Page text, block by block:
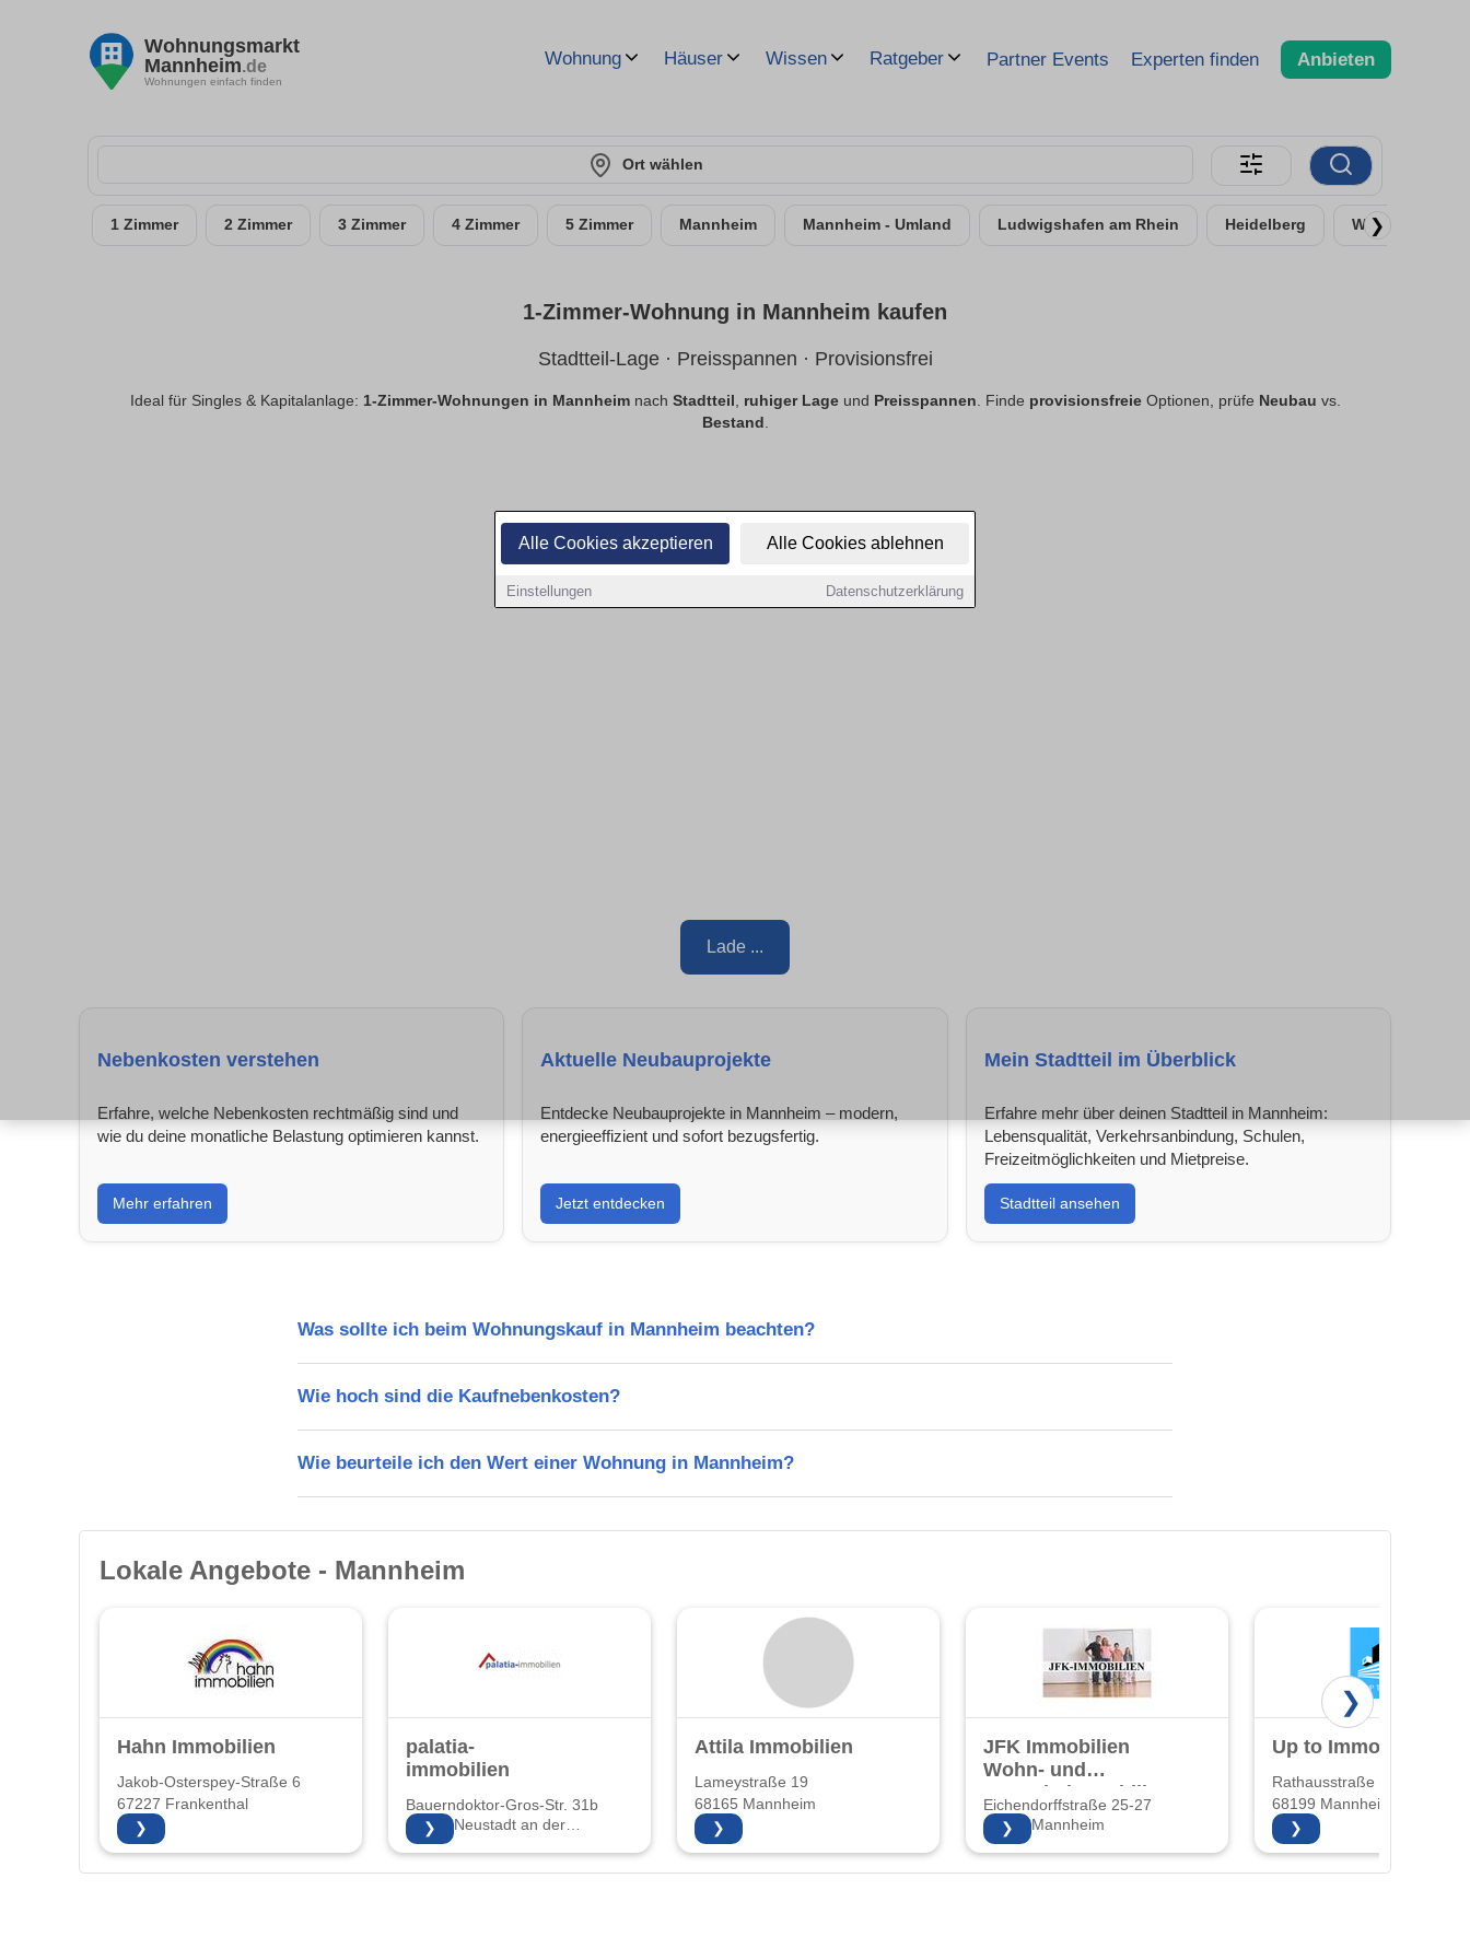
Alle Cookies akzeptieren Alle Cookies ablehnen
Einstellungen Datenschutzerklärung
Wohnungsmarkt
Mannheim.de
Wohnungen einfach finden
Wohnung Häuser Wissen Ratgeber Partner Events Experten finden Anbieten
Ort wählen
1 Zimmer 2 Zimmer 3 Zimmer 4 Zimmer 5 Zimmer Mannheim Mannheim - Umland Ludwigshafen am Rhein Heidelberg Worms
❯
1-Zimmer-Wohnung in Mannheim kaufen
Stadtteil-Lage · Preisspannen · Provisionsfrei
Ideal für Singles & Kapitalanlage: 1-Zimmer-Wohnungen in Mannheimnach Stadtteil , ruhiger Lageund Preisspannen. Finde provisionsfreieOptionen, prüfe Neubau vs.
Bestand .
Lade ...
Nebenkosten verstehen
Erfahre, welche Nebenkosten rechtmäßig sind und
wie du deine monatliche Belastung optimieren kannst.
Mehr erfahren
Aktuelle Neubauprojekte
Entdecke Neubauprojekte in Mannheim – modern,
energieeffizient und sofort bezugsfertig.
Jetzt entdecken
Mein Stadtteil im Überblick
Erfahre mehr über deinen Stadtteil in Mannheim:
Lebensqualität, Verkehrsanbindung, Schulen,
Freizeitmöglichkeiten und Mietpreise.
Stadtteil ansehen
Was sollte ich beim Wohnungskauf in Mannheim beachten?
Wie hoch sind die Kaufnebenkosten?
Wie beurteile ich den Wert einer Wohnung in Mannheim?
Lokale Angebote - Mannheim
Hahn Immobilien
Jakob-Osterspey-Straße 6
67227 Frankenthal
❯
palatia-
immobilien
Bauerndoktor-Gros-Str. 31b
67435 Neustadt an der
Weinstraße
❯
Attila Immobilien
Lameystraße 19
68165 Mannheim
❯
JFK Immobilien
Wohn- und
Gewerbeimmobilien
und
Hausverwaltung
Eichendorffstraße 25-27
68167 Mannheim
❯
Up to Immobilien
Rathausstraße 22
68199 Mannheim
❯
❯